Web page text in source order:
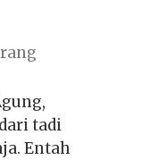
tadi
Entah